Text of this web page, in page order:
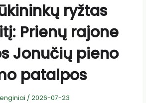
ryžtas
Prienų rajone
Jonučių pieno
patalpos
/2026-07-23